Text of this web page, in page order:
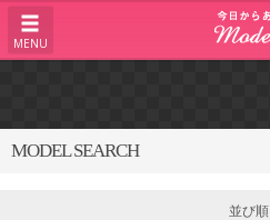
MENU
MODEL SEARCH
並び順